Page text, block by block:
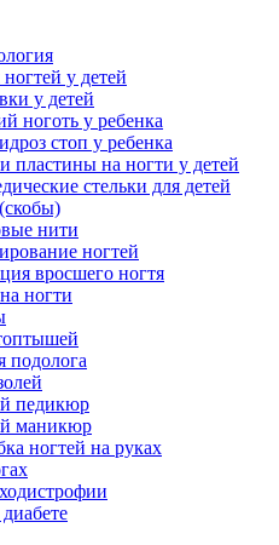
у детей
у детей
ноготь у ребенка
стоп у ребенка
пластины на ногти у детей
стельки для детей
нити
ногтей
вросшего ногтя
ногти
подолога
педикюр
маникюр
ногтей на руках